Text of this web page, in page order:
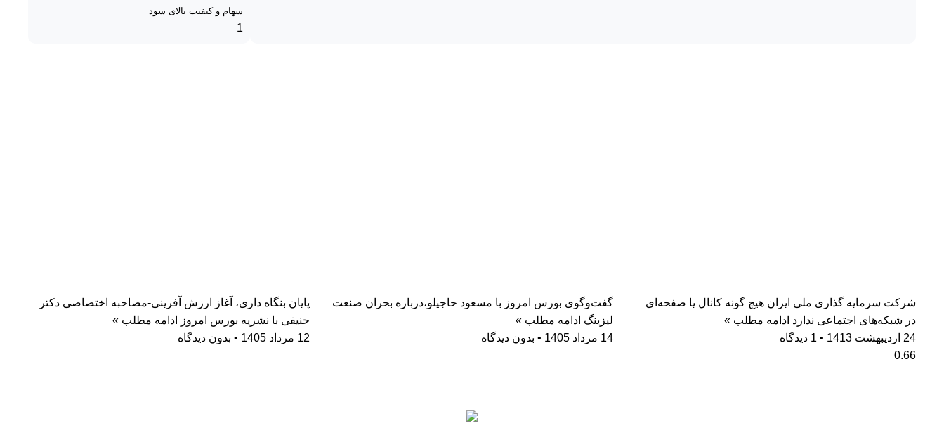
سهام و کیفیت بالای سود
شرکت سرمایه گذاری ملی ایران هیچ گونه کانال یا صفحه‌ای
در شبکه‌های اجتماعی ندارد ادامه مطلب »
24 اردیبهشت 1413
گفت‌وگوی بورس امروز با مسعود حاجیلو،درباره بحران صنعت
لیزینگ ادامه مطلب »
14 مرداد 1405
بدون دیدگاه
پایان بنگاه داری، آغاز ارزش آفرینی-مصاحبه اختصاصی دکتر
حنیفی با نشریه بورس امروز
ادامه مطلب »
12 مرداد 1405
بدون دیدگاه